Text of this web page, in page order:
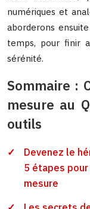
numériques et
aborderons
temps, pour finir
sérénité.
Sommaire :
mesure au
outils
Devenez le
5 étapes
mesure